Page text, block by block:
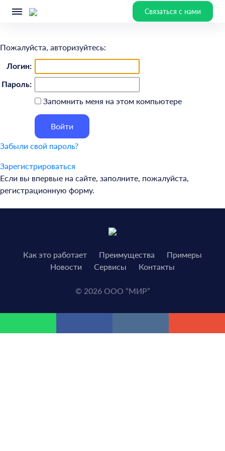
Связаться с нами
Пожалуйста, авторизуйтесь:
Логин:
Пароль:
Запомнить меня на этом компьютере
Забыли свой пароль?
Зарегистрироваться
Если вы впервые на сайте, заполните, пожалуйста,
регистрационную форму.
Как это работает Преимущества
Примеры
Новости
Сервисы Контакты
© 2026 ООО “МИР”